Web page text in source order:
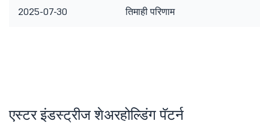
2025-07-30 तिमाही परिणाम
एस्टर इंडस्ट्रीज शेअरहोल्डिंग पॅटर्न